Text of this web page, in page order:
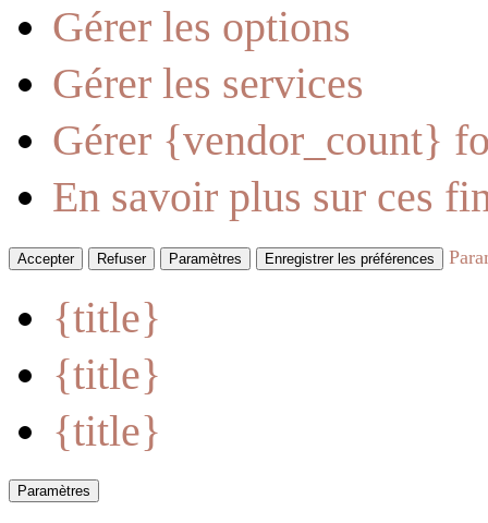
Gérer les options
Gérer les services
Gérer {vendor_count}
En savoir plus sur ces
Accepter Refuser Paramètres Enregistrer les préférences
{title}
{title}
{title}
Paramètres